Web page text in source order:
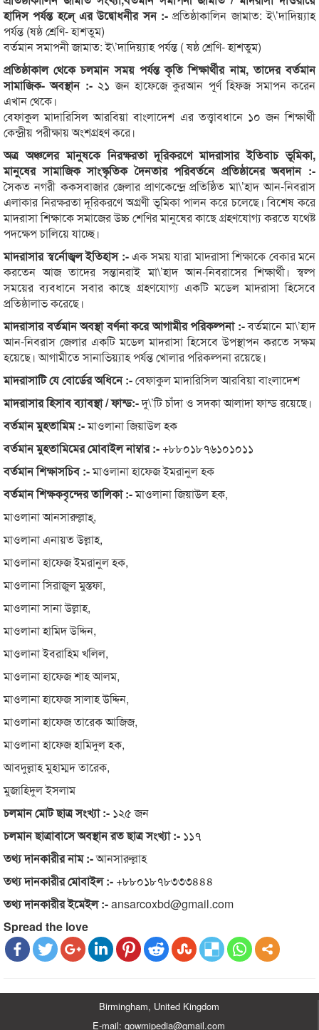
হাদিস পর্যন্ত হলে্ এর উদ্বোধনীর সন :-প্রতিষ্ঠাকালিন জামাত: ই\’দাদিয়্যাহ
পর্যন্ত (ষষ্ঠ শ্রেণি- হাশতুম)
বর্তমান সমাপনী জামাত: ই\’দাদিয়্যাহ পর্যন্ত ( ষষ্ঠ শ্রেণি- হাশতুম)
প্রতিষ্ঠাকাল থেকে চলমান সময় পর্যন্ত কৃতি শিক্ষার্থীর নাম, তাদের বর্তমান
সামাজিক- অবস্থান :- ২১ জন হাফেজে কুরআন পূর্ণ হিফজ সমাপন করেন
এখান থেকে।
বেফাকুল মাদারিসিল আরবিয়া বাংলাদেশ এর তত্ত্বাবধানে ১০ জন শিক্ষার্থী
কেন্দ্রীয় পরীক্ষায় অংশগ্রহণ করে।
অত্র অঞ্চলের মানুষকে নিরক্ষরতা দূরিকরণে মাদরাসার ইতিবাচ ভূমিকা,
মানুষের সামাজিক সাংস্কৃতিক দৈনতার পরিবর্তনে প্রতিষ্ঠানের অবদান :-
সৈকত নগরী ককসবাজার জেলার প্রাণকেন্দ্রে প্রতিষ্ঠিত মা\’হাদ আন-নিবরাস
এলাকার নিরক্ষরতা দূরিকরণে অগ্রণী ভূমিকা পালন করে চলেছে। বিশেষ করে
মাদরাসা শিক্ষাকে সমাজের উচ্চ শেণির মানুষের কাছে গ্রহণযোগ্য করতে যথেষ্ট
পদক্ষেপ চালিয়ে যাচ্ছে।
মাদরাসার স্বর্নোজ্বল ইতিহাস :-এক সময় যারা মাদরাসা শিক্ষাকে বেকার মনে
করতেন আজ তাদের সন্তানরাই মা\’হাদ আন-নিবরাসের শিক্ষার্থী। স্বল্প
সময়ের ব্যবধানে সবার কাছে গ্রহণযোগ্য একটি মডেল মাদরাসা হিসেবে
প্রতিষ্ঠালাভ করেছে।
মাদরাসার বর্তমান অবস্থা বর্ণনা করে আগামীর পরিকল্পনা :-বর্তমানে মা\’হাদ
আন-নিবরাস জেলার একটি মডেল মাদরাসা হিসেবে উপস্থাপন করতে সক্ষম
হয়েছে। আগামীতে সানাভিয়্যাহ পর্যন্ত খোলার পরিকল্পনা রয়েছে।
মাদরাসাটি যে বোর্ডের অধিনে :-বেফাকুল মাদারিসিল আরবিয়া বাংলাদেশ
মাদরাসার হিসাব ব্যাবস্থা / ফান্ড:-দু\’টি চাঁদা ও সদকা আলাদা ফান্ড রয়েছে।
বর্তমান মুহতামিম :-মাওলানা জিয়াউল হক
বর্তমান মুহতামিমের মোবাইল নাম্বার :- +৮৮০১৮৭৬১০১০১১
বর্তমান শিক্ষাসচিব :-মাওলানা হাফেজ ইমরানুল হক
বর্তমান শিক্ষকবৃন্দের তালিকা :-মাওলানা জিয়াউল হক,
মাওলানা আনসারুল্লাহ্,
মাওলানা এনায়ত উল্লাহ,
মাওলানা হাফেজ ইমরানুল হক,
মাওলানা সিরাজুল মুস্তফা,
মাওলানা সানা উল্লাহ,
মাওলানা হামিদ উদ্দিন,
মাওলানা ইবরাহিম খলিল,
মাওলানা হাফেজ শাহ আলম,
মাওলানা হাফেজ সালাহ উদ্দিন,
মাওলানা হাফেজ তারেক আজিজ,
মাওলানা হাফেজ হামিদুল হক,
আবদুল্লাহ মুহাম্মদ তারেক,
মুজাহিদুল ইসলাম
চলমান মোট ছাত্র সংখ্যা :- ১২৫ জন
চলমান ছাত্রাবাসে অবস্থান রত ছাত্র সংখ্যা :- ১১৭
তথ্য দানকারীর নাম :-আনসারুল্লাহ
তথ্য দানকারীর মোবাইল :- +৮৮০১৮৭৮৩৩৩৪৪৪
তথ্য দানকারীর ইমেইল :-ansarcoxbd@gmail.com
Spread the love
Birmingham, United Kingdom
E-mail: qowmipedia@gmail.com